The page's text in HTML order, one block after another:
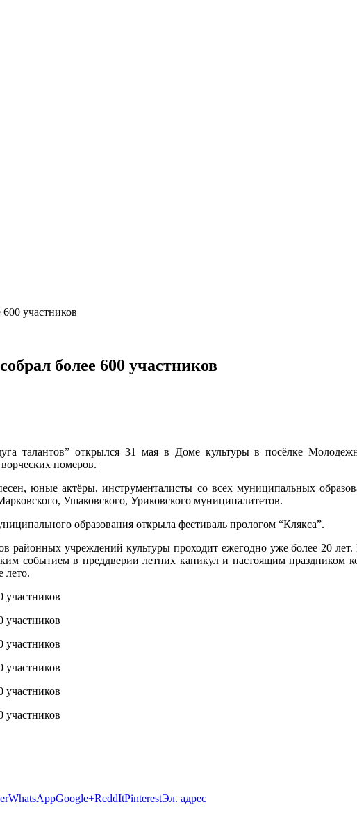
участников
более 600 участников
талантов” открылся 31 мая в Доме культуры в посёлке
номеров.
юные актёры, инструменталисты со всех муниципальных
Ушаковского, Уриковского муниципалитетов.
образования открыла фестиваль прологом “Клякса”.
районных учреждений культуры проходит ежегодно уже более 20
событием в преддверии летних каникул и настоящим
лето.
WhatsAppGoogle+ReddItPinterestЭл. адрес